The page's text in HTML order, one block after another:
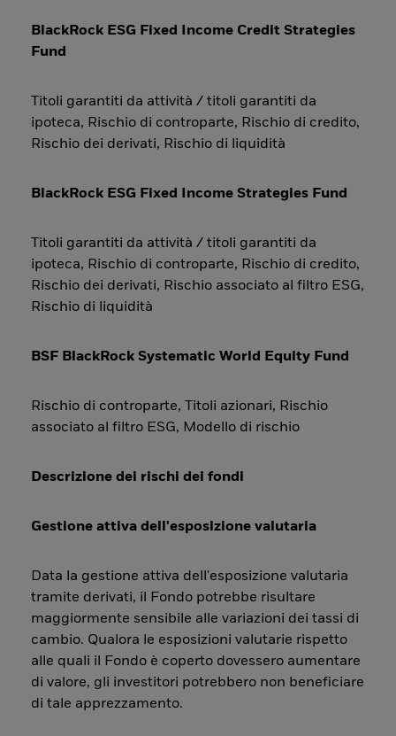
BlackRock ESG Fixed Income Credit Strategies
Fund
Titoli garantiti da attività / titoli garantiti da
ipoteca, Rischio di controparte, Rischio di credito,
Rischio dei derivati, Rischio di liquidità
BlackRock ESG Fixed Income Strategies Fund
Titoli garantiti da attività / titoli garantiti da
ipoteca, Rischio di controparte, Rischio di credito,
Rischio dei derivati, Rischio associato al filtro ESG,
Rischio di liquidità
BSF BlackRock Systematic World Equity Fund
Rischio di controparte, Titoli azionari, Rischio
associato al filtro ESG, Modello di rischio
Descrizione dei rischi dei fondi
Gestione attiva dell'esposizione valutaria
Data la gestione attiva dell'esposizione valutaria
tramite derivati, il Fondo potrebbe risultare
maggiormente sensibile alle variazioni dei tassi di
cambio. Qualora le esposizioni valutarie rispetto
alle quali il Fondo è coperto dovessero aumentare
di valore, gli investitori potrebbero non beneficiare
di tale apprezzamento.